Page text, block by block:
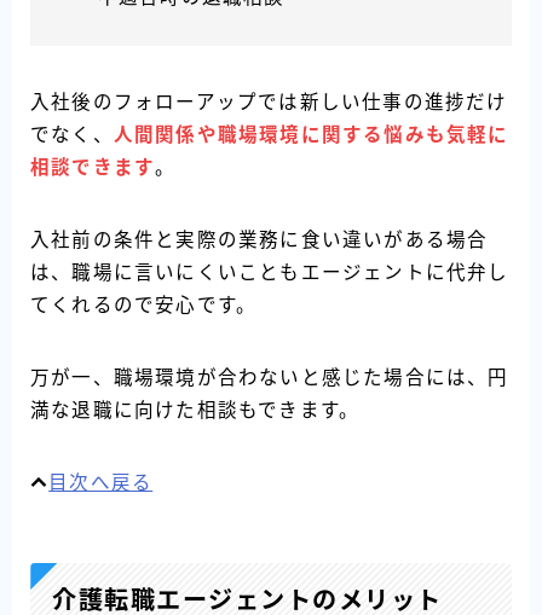
入社後のフォローアップでは新しい仕事の進捗だけ
でなく、 人間関係や職場環境に関する悩みも気軽に
相談できます。
入社前の条件と実際の業務に食い違いがある場合
は、職場に言いにくいこともエージェントに代弁し
てくれるので安心です。
万が一、職場環境が合わないと感じた場合には、円
満な退職に向けた相談もできます。
目次へ戻る
介護転職エージェントのメリット